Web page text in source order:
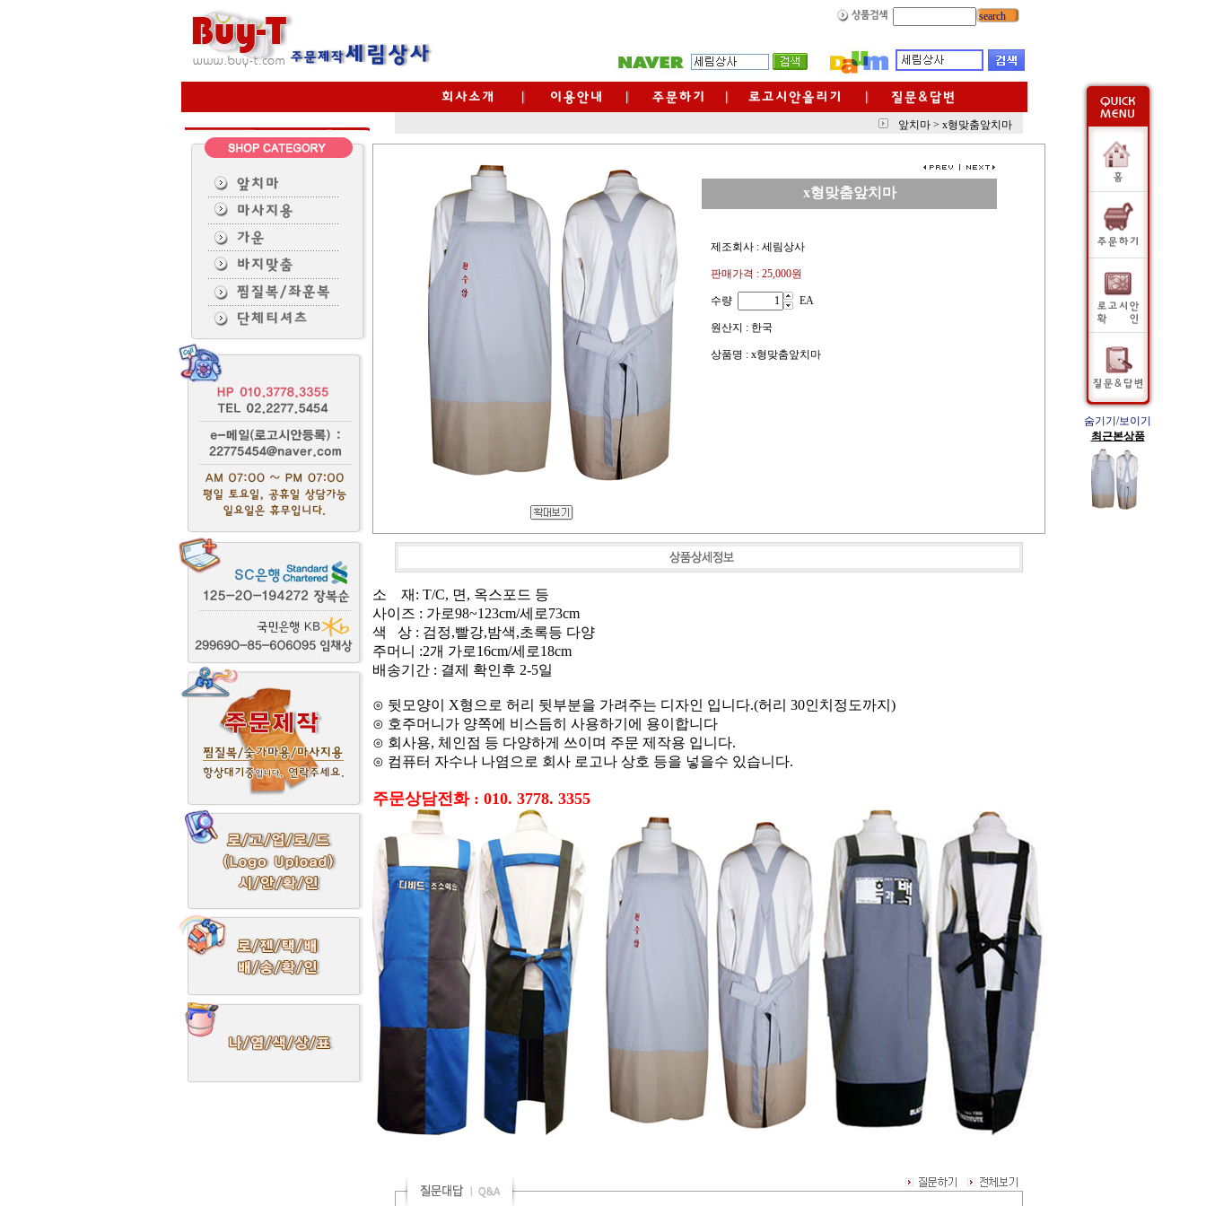
search
앞치마 > x형맞춤앞치마
x형맞춤앞치마
제조회사 : 세림상사
판매가격 : 25,000원
수량 EA
원산지 : 한국
상품명 : x형맞춤앞치마
소 재: T/C, 면, 옥스포드 등
사이즈 : 가로98~123cm/세로73cm
색 상 : 검정,빨강,밤색,초록등 다양
주머니 :2개 가로16cm/세로18cm
배송기간 : 결제 확인후 2-5일
⊙ 뒷모양이 X형으로 허리 뒷부분을 가려주는 디자인 입니다.(허리 30인치정도까지)
⊙ 호주머니가 양쪽에 비스듬히 사용하기에 용이합니다
⊙ 회사용, 체인점 등 다양하게 쓰이며 주문 제작용 입니다.
⊙ 컴퓨터 자수나 나염으로 회사 로고나 상호 등을 넣을수 있습니다.
주문상담전화 : 010. 3778. 3355
숨기기/보이기
최근본상품